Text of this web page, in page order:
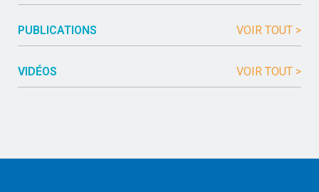
PUBLICATIONS VOIR TOUT >
VIDÉOS VOIR TOUT >